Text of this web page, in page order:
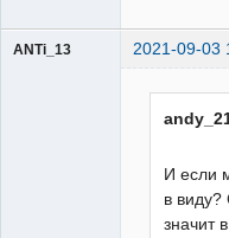
ANTi_13 2021-09-03
И если
в
значит